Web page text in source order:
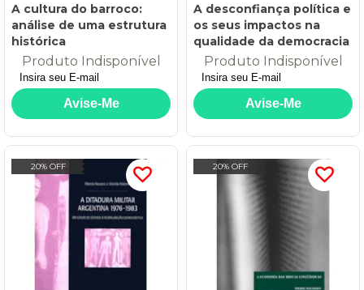
A cultura do barroco:
análise de uma estrutura
histórica
Produto Indisponível
A desconfiança política e
os seus impactos na
qualidade da democracia
Produto Indisponível
20% OFF 20% OFF